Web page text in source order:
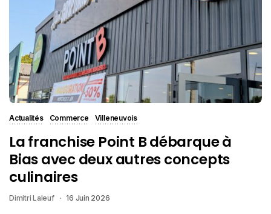
Actualités Commerce Villeneuvois
La franchise Point B débarque à
Bias avec deux autres concepts
culinaires
Dimitri Laleuf 16 Juin 2026